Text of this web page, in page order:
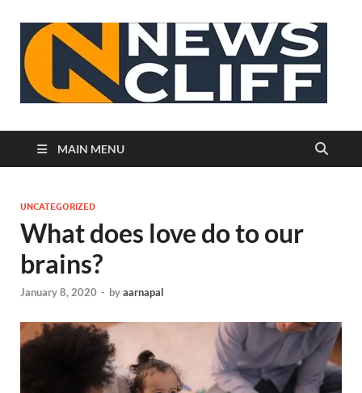
MAIN MENU
UNCATEGORIZED
What does love do to our
brains?
January 8, 2020 - byaarnapal